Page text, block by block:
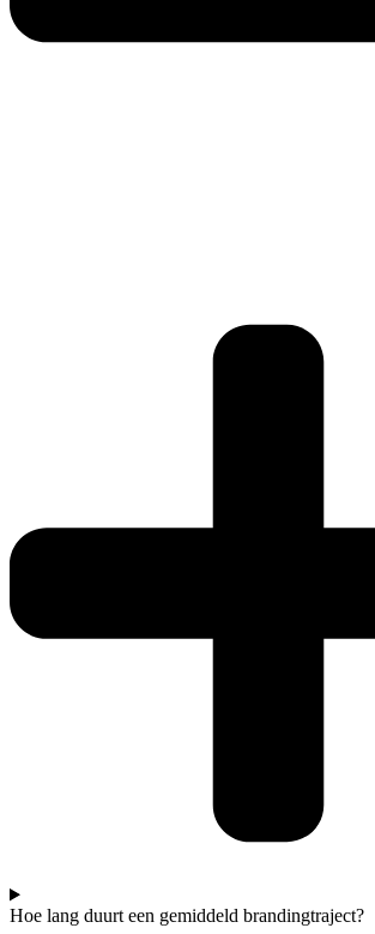
Hoe lang duurt een gemiddeld brandingtraject?